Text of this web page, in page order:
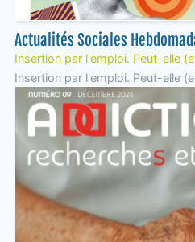
Actualités Sociales
Insertion par l'emploi. Peut-elle
Insertion par l'emploi. Peut-elle